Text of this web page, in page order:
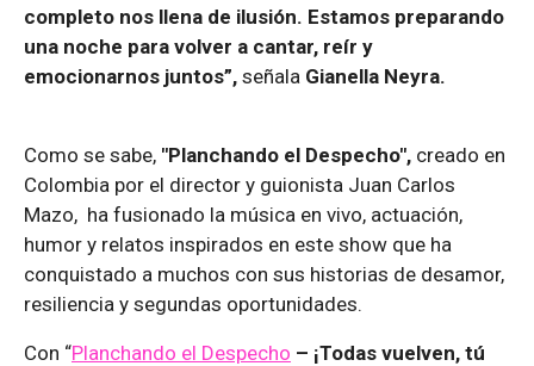
completo nos llena de ilusión. Estamos preparando
una noche para volver a cantar, reír y
emocionarnos juntos”, señala Gianella Neyra.
Como se sabe, "Planchando el Despecho", creado en
Colombia por el director y guionista Juan Carlos
Mazo, ha fusionado la música en vivo, actuación,
humor y relatos inspirados en este show que ha
conquistado a muchos con sus historias de desamor,
resiliencia y segundas oportunidades.
Con “Planchando el Despecho – ¡Todas vuelven, tú